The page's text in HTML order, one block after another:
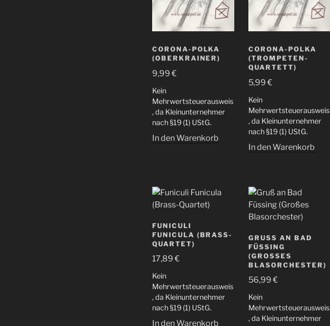
CORONA-POLKA
(OBERKRAINER)
9,99€
Kein
Mehrwertsteuerausweis
, da Kleinunternehmer
nach §19 (1) UStG.
In den Warenkorb
CORONA-POLKA
(TROMPETEN-
QUARTETT)
5,99€
Kein
Mehrwertsteuerausweis
, da Kleinunternehmer
nach §19 (1) UStG.
In den Warenkorb
FUNICULI
FUNICULA (BRASS-
QUARTET)
17,89€
Kein
Mehrwertsteuerausweis
, da Kleinunternehmer
nach §19 (1) UStG.
In den Warenkorb
GRUSS AN BAD F
ÜSSING (
GROSSES BL
ASORCHESTER)
56,99€
Kein
Mehrwertsteuerausweis
, da Kleinunternehmer